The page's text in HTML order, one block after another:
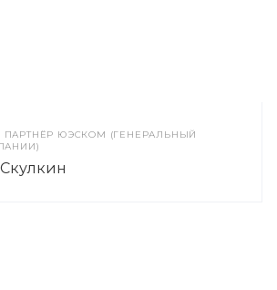
ЮЭСКОМ (ГЕНЕРАЛЬНЫЙ